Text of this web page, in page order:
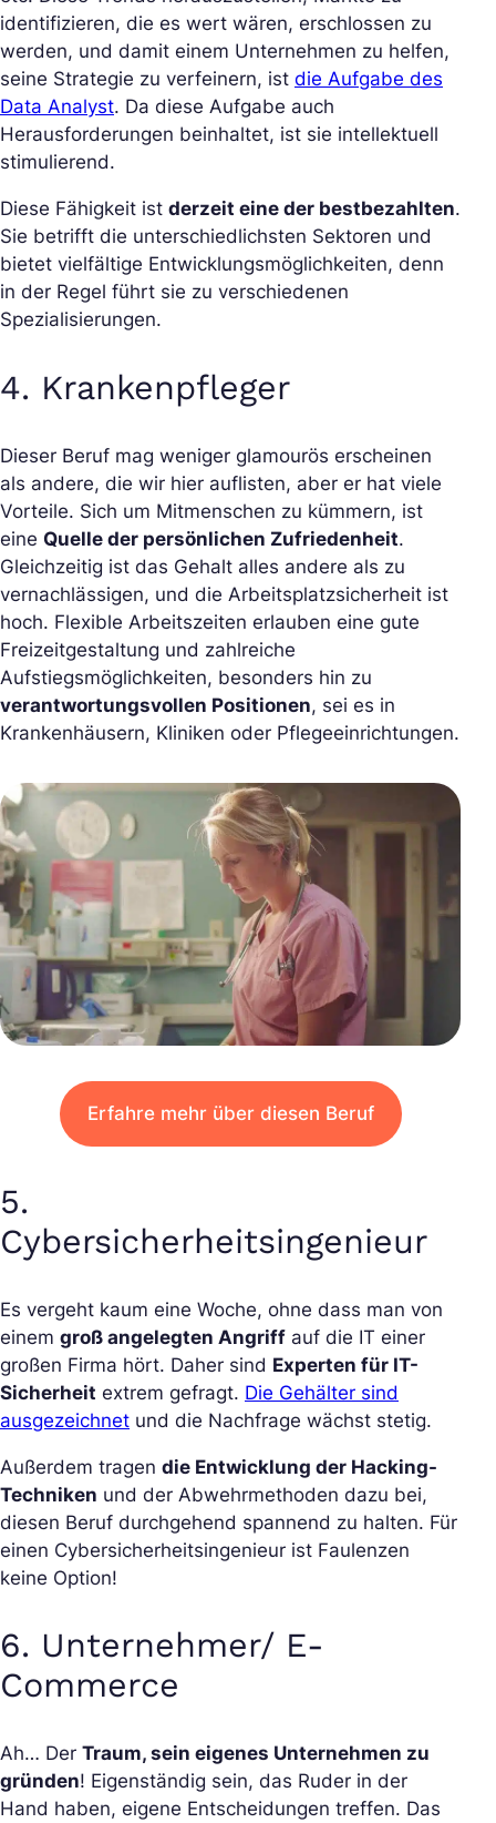
identifizieren, die es wert wären, erschlossen zu
werden, und damit einem Unternehmen zu helfen,
seine Strategie zu verfeinern, ist die Aufgabe des
Data Analyst. Da diese Aufgabe auch
Herausforderungen beinhaltet, ist sie intellektuell
stimulierend.
Diese Fähigkeit ist derzeit eine der bestbezahlten.
Sie betrifft die unterschiedlichsten Sektoren und
bietet vielfältige Entwicklungsmöglichkeiten, denn
in der Regel führt sie zu verschiedenen
Spezialisierungen.
4. Krankenpfleger
Dieser Beruf mag weniger glamourös erscheinen
als andere, die wir hier auflisten, aber er hat viele
Vorteile. Sich um Mitmenschen zu kümmern, ist
eine Quelle der persönlichen Zufriedenheit.
Gleichzeitig ist das Gehalt alles andere als zu
vernachlässigen, und die Arbeitsplatzsicherheit ist
hoch. Flexible Arbeitszeiten erlauben eine gute
Freizeitgestaltung und zahlreiche
Aufstiegsmöglichkeiten, besonders hin zu
verantwortungsvollen Positionen, sei es in
Krankenhäusern, Kliniken oder Pflegeeinrichtungen.
Erfahre mehr über diesen Beruf
5.
Cybersicherheitsingenieur
Es vergeht kaum eine Woche, ohne dass man von
einem groß angelegten Angriff auf die IT einer
großen Firma hört. Daher sind Experten für IT-
Sicherheit extrem gefragt. Die Gehälter sind
ausgezeichnet und die Nachfrage wächst stetig.
Außerdem tragen die Entwicklung der Hacking-
Techniken und der Abwehrmethoden dazu bei,
diesen Beruf durchgehend spannend zu halten. Für
einen Cybersicherheitsingenieur ist Faulenzen
keine Option!
6. Unternehmer/ E-
Commerce
Ah… Der Traum, sein eigenes Unternehmen zu
gründen! Eigenständig sein, das Ruder in der
Hand haben, eigene Entscheidungen treffen. Das